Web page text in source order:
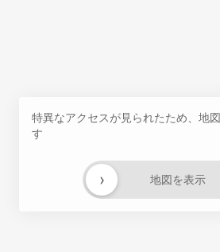
特異なアクセスが見られたため、地
す
地図を表示
›